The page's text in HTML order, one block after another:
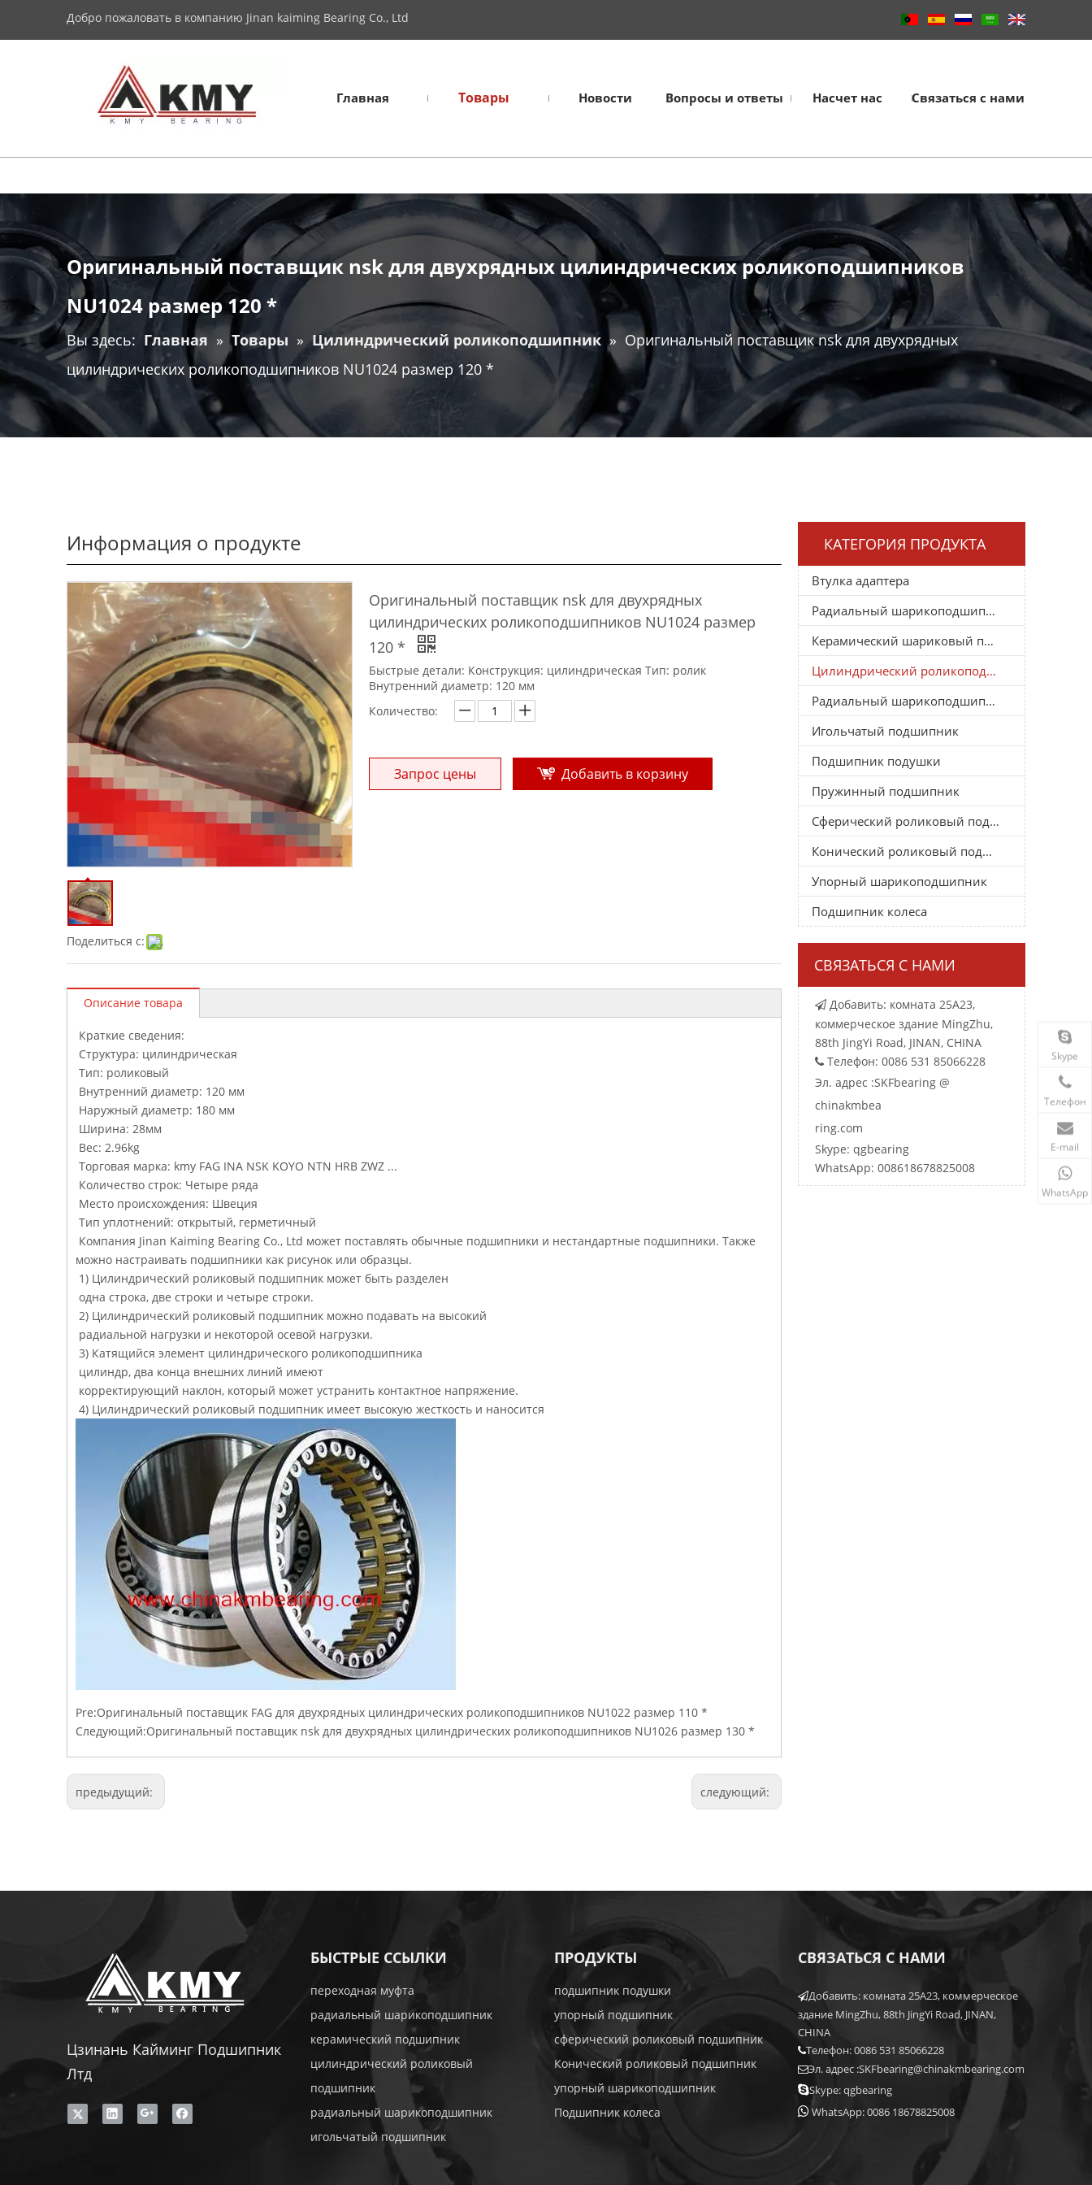
Добро пожаловать в компанию Jinan kaiming Bearing Co., Ltd
Главная Товары Новости Вопросы и ответы Насчет нас Связаться с нами
Оригинальный поставщик nsk для двухрядных цилиндрических роликоподшипников
NU1024 размер 120 *
Вы здесь: Главная » Товары » Цилиндрический роликоподшипник » Оригинальный поставщик nsk для двухрядных
цилиндрических роликоподшипников NU1024 размер 120 *
Информация о продукте
Поделиться с:
Оригинальный поставщик nsk для двухрядных
цилиндрических роликоподшипников NU1024 размер
120 *
Быстрые детали: Конструкция: цилиндрическая Тип: ролик
Внутренний диаметр: 120 мм
Количество:
Запрос цены Добавить в корзину
Описание товара
Краткие сведения:
Структура: цилиндрическая
Тип: роликовый
Внутренний диаметр: 120 мм
Наружный диаметр: 180 мм
Ширина: 28мм
Вес: 2.96kg
Торговая марка: kmy FAG INA NSK KOYO NTN HRB ZWZ ...
Количество строк: Четыре ряда
Место происхождения: Швеция
Тип уплотнений: открытый, герметичный
Компания Jinan Kaiming Bearing Co., Ltd может поставлять обычные подшипники и нестандартные подшипники. Также
можно настраивать подшипники как рисунок или образцы.
1) Цилиндрический роликовый подшипник может быть разделен
одна строка, две строки и четыре строки.
2) Цилиндрический роликовый подшипник можно подавать на высокий
радиальной нагрузки и некоторой осевой нагрузки.
3) Катящийся элемент цилиндрического роликоподшипника
цилиндр, два конца внешних линий имеют
корректирующий наклон, который может устранить контактное напряжение.
4) Цилиндрический роликовый подшипник имеет высокую жесткость и наносится
Pre:Оригинальный поставщик FAG для двухрядных цилиндрических роликоподшипников NU1022 размер 110 *
Следующий:Оригинальный поставщик nsk для двухрядных цилиндрических роликоподшипников NU1026 размер 130 *
предыдущий: следующий:
КАТЕГОРИЯ ПРОДУКТА
Втулка адаптера
Радиальный шарикоподшипник
Керамический шариковый подшипник
Цилиндрический роликоподшипник
Радиальный шарикоподшипник
Игольчатый подшипник
Подшипник подушки
Пружинный подшипник
Сферический роликовый подшипник
Конический роликовый подшипник
Упорный шарикоподшипник
Подшипник колеса
СВЯЗАТЬСЯ С НАМИ
 Добавить: комната 25A23,
коммерческое здание MingZhu,
88th JingYi Road, JINAN, CHINA
 Телефон: 0086 531 85066228
Эл. адрес :SKFbearing @
chinakmbea
ring.com
Skype: qgbearing
WhatsApp: 008618678825008
Цзинань Кайминг Подшипник
Лтд
БЫСТРЫЕ ССЫЛКИ
переходная муфта
радиальный шарикоподшипник
керамический подшипник
цилиндрический роликовый
подшипник
радиальный шарикоподшипник
игольчатый подшипник
ПРОДУКТЫ
подшипник подушки
упорный подшипник
сферический роликовый подшипник
Конический роликовый подшипник
упорный шарикоподшипник
Подшипник колеса
СВЯЗАТЬСЯ С НАМИ
Добавить: комната 25A23, коммерческое
здание MingZhu, 88th JingYi Road, JINAN,
CHINA
Телефон: 0086 531 85066228
Эл. адрес :SKFbearing@chinakmbearing.com
Skype: qgbearing
 WhatsApp: 0086 18678825008
Skype
Телефон
E-mail
WhatsApp